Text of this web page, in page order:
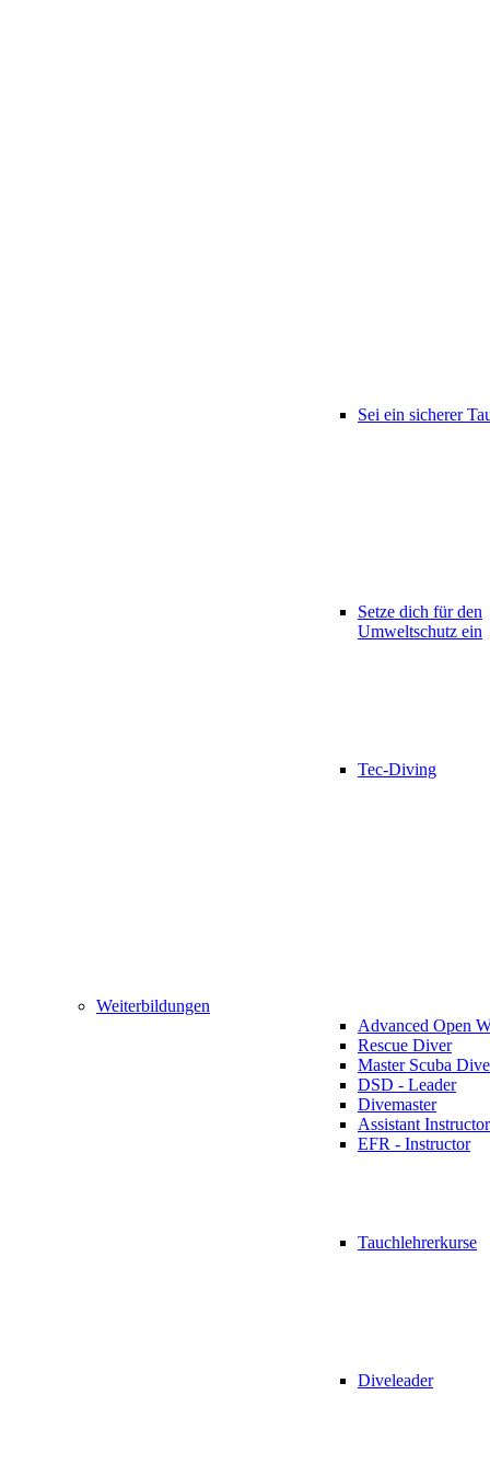
Sei ein sicherer
Setze dich für den
Umweltschutz ein
Tec-Diving
Weiterbildungen
Advanced Open
Rescue Diver
Master Scuba
DSD - Leader
Divemaster
Assistant Instructor
EFR - Instructor
Tauchlehrerkurse
Diveleader